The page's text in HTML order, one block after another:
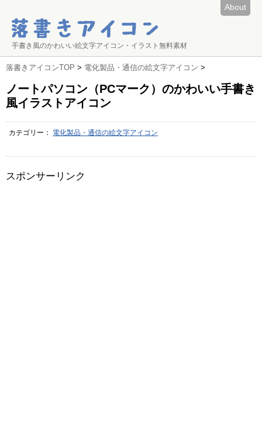
About
手書き風のかわいい絵文字アイコン・イラスト無料素材
落書きアイコンTOP > 電化製品・通信の絵文字アイコン >
ノートパソコン（PCマーク）のかわいい手書き
風イラストアイコン
カテゴリー： 電化製品・通信の絵文字アイコン
スポンサーリンク